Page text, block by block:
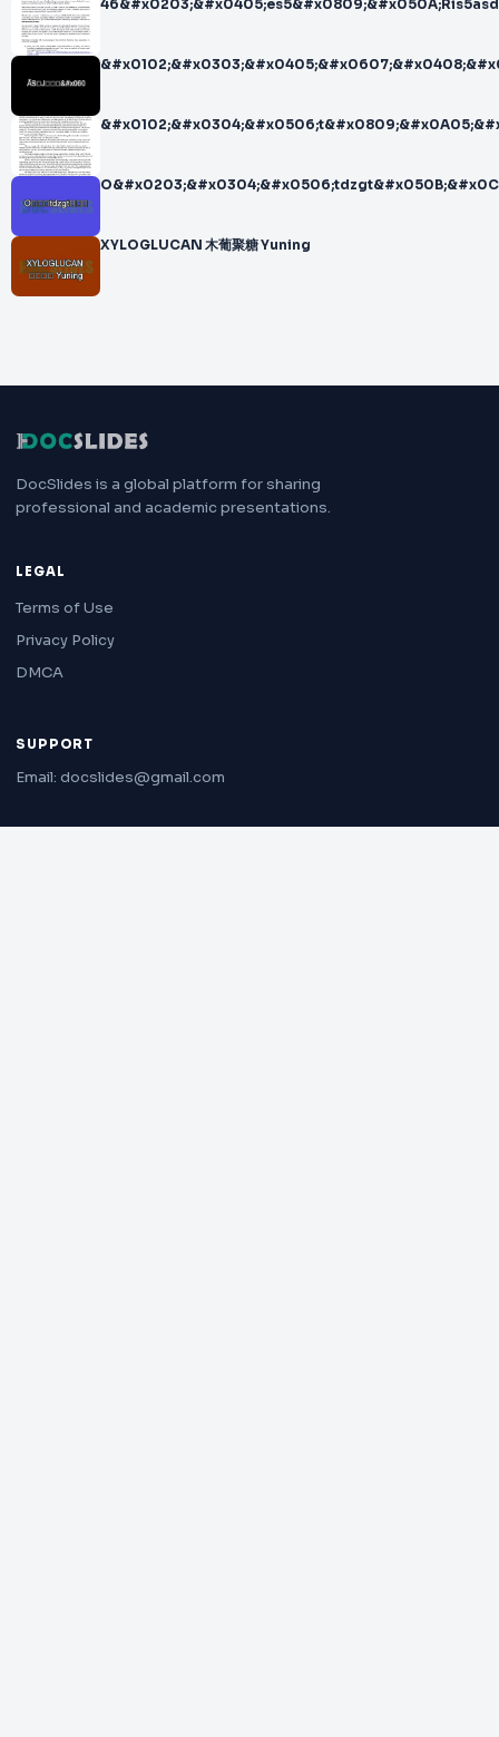
XYLOGLUCAN 木葡聚糖 Yuning
DocSlides is a global platform for sharing
professional and academic presentations.
LEGAL
Terms of Use
Privacy Policy
DMCA
SUPPORT
Email: docslides@gmail.com